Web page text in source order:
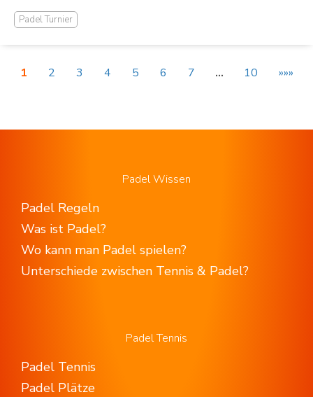
Padel Turnier
1 2 3 4 5 6 7 … 10 »»»
Padel Wissen
Padel Regeln
Was ist Padel?
Wo kann man Padel spielen?
Unterschiede zwischen Tennis & Padel?
Padel Tennis
Padel Tennis
Padel Plätze